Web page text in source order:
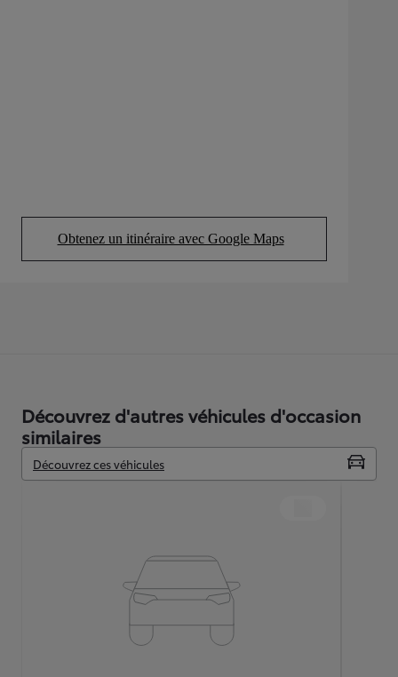
Obtenez un itinéraire avec Google Maps
(Opens in new tab)
Découvrez d'autres véhicules d'occasion
similaires
Découvrez ces véhicules